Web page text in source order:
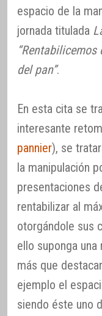
espacio de la
jornada titulada
del pan”.
En esta cita se
interesante
pannier), se
la manipulación
presentaciones
rentabilizar al
otorgándole sus
ello suponga una
más que
ejemplo el
siendo éste uno